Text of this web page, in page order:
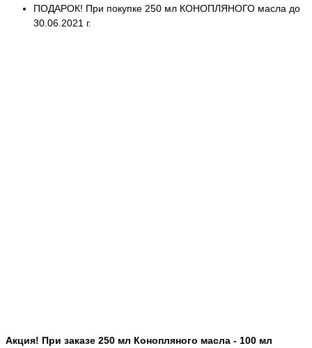
ПОДАРОК! При покупке 250 мл КОНОПЛЯНОГО масла до
30.06.2021 г.
Акция! При заказе 250 мл Конопляного масла - 100 мл